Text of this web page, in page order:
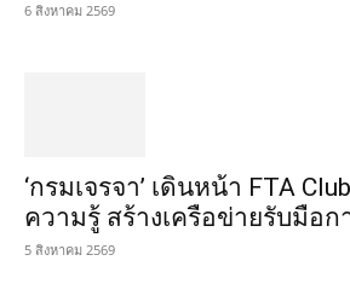
6 สิงหาคม 2569
‘กรมเจรจา’ เดินหน้า FTA
ความรู้ สร้างเครือข่ายรับมือก
5 สิงหาคม 2569